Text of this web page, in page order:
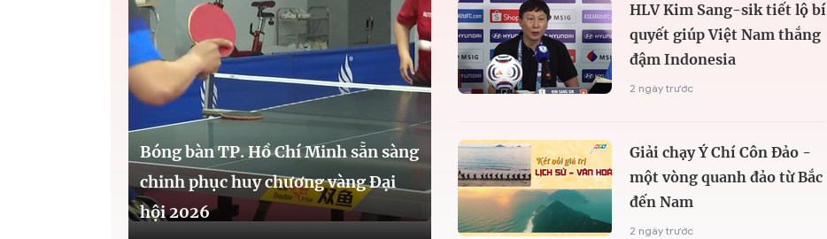
Bóng bàn TP. Hồ Chí Minh sẵn sàng
chinh phục huy chương vàng Đại
hội 2026
HLV Kim Sang-sik tiết lộ bí
quyết giúp Việt Nam thắng
đậm Indonesia
2 ngày trước
Giải chạy Ý Chí Côn Đảo -
một vòng quanh đảo từ Bắc
đến Nam
2 ngày trước